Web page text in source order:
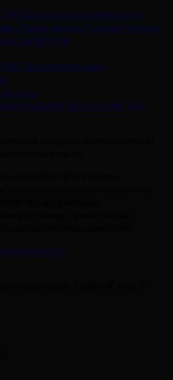
Предложите идею Новости
ОбзорыАнонсы Снимается кино
НМГ ДОК
Предложите идею
Анонсы
Проекты НМГ ДОК